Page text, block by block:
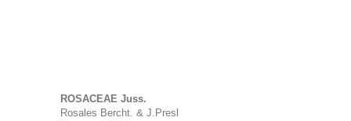
ROSACEAE Juss.
Rosales Bercht. & J.Presl